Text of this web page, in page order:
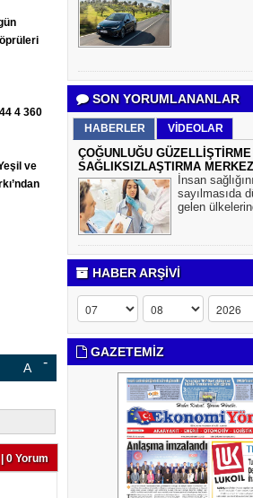
4 360
ve
A
0 Yorum
SON YORUMLANANLAR
HABERLER VİDEOLAR
ÇOĞUNLUĞU
SAĞLIKSIZLAŞTIRMA MERKEZİ
İnsan
sayılmasıda
gelen
HABER ARŞİVİ
GAZETEMİZ